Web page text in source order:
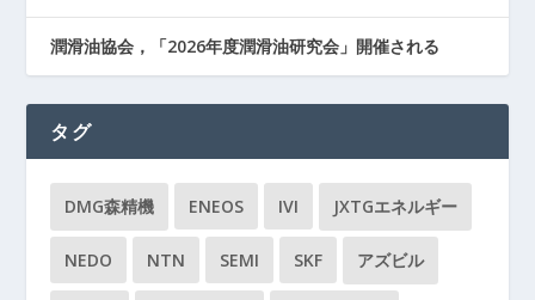
潤滑油協会，「2026年度潤滑油研究会」開催される
タグ
DMG森精機 ENEOS IVI JXTGエネルギー
NEDO NTN SEMI SKF アズビル